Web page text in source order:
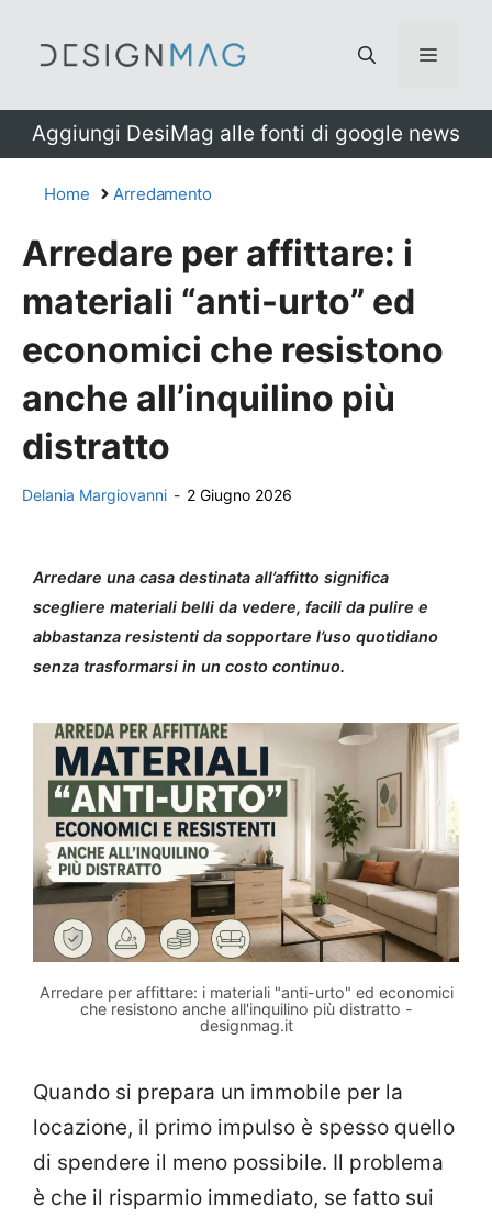
Menu
Aggiungi DesiMag alle fonti di google news
Home Arredamento
Arredare per affittare: i
materiali “anti-urto” ed
economici che resistono
anche all’inquilino più
distratto
Delania Margiovanni - 2 Giugno 2026
Arredare una casa destinata all’affitto significa
scegliere materiali belli da vedere, facili da pulire e
abbastanza resistenti da sopportare l’uso quotidiano
senza trasformarsi in un costo continuo.
Arredare per affittare: i materiali "anti-urto" ed economici
che resistono anche all'inquilino più distratto -
designmag.it
Quando si prepara un immobile per la
locazione, il primo impulso è spesso quello
di spendere il meno possibile. Il problema
è che il risparmio immediato, se fatto sui